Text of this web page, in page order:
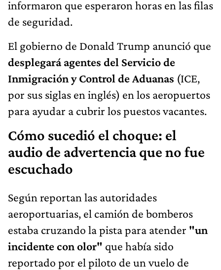
informaron que esperaron horas en las filas
de seguridad.
El gobierno de Donald Trump anunció que
desplegará agentes del Servicio de
Inmigración y Control de Aduanas (ICE,
por sus siglas en inglés) en los aeropuertos
para ayudar a cubrir los puestos vacantes.
Cómo sucedió el choque: el
audio de advertencia que no fue
escuchado
Según reportan las autoridades
aeroportuarias, el camión de bomberos
estaba cruzando la pista para atender "un
incidente con olor" que había sido
reportado por el piloto de un vuelo de